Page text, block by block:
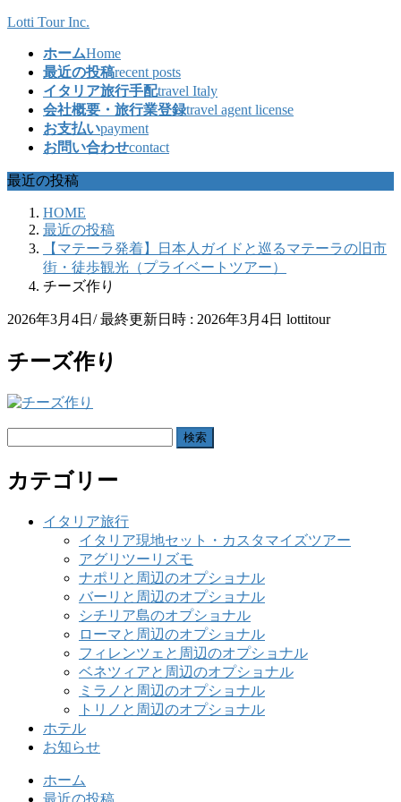
コ
ッ
プ
ナ
移
動
Lotti Tour Inc.
ホームHome
最近の投稿recent posts
イタリア旅行手配travel Italy
会社概要・旅行業登録travel agent license
お支払いpayment
お問い合わせcontact
最近の投稿
HOME
最近の投稿
【マテーラ発着】日本人ガイドと巡るマテーラの旧市
街・徒歩観光（プライベートツアー）
チーズ作り
2026年3月4日 / 最終更新日時 : 2026年3月4日 lottitour
チーズ作り
カテゴリー
イタリア旅行
イタリア現地セット・カスタマイズツアー
アグリツーリズモ
ナポリと周辺のオプショナル
バーリと周辺のオプショナル
シチリア島のオプショナル
ローマと周辺のオプショナル
フィレンツェと周辺のオプショナル
ベネツィアと周辺のオプショナル
ミラノと周辺のオプショナル
トリノと周辺のオプショナル
ホテル
お知らせ
ホーム
最近の投稿